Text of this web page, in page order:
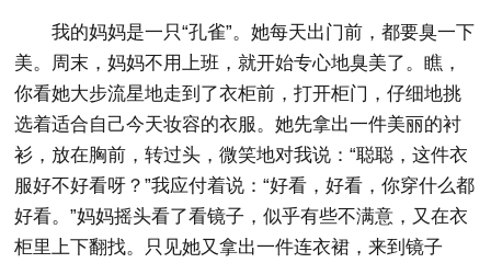
我的妈妈是一只“孔雀”。她每天出门前，都要臭一下
美。周末，妈妈不用上班，就开始专心地臭美了。瞧，
你看她大步流星地走到了衣柜前，打开柜门，仔细地挑
选着适合自己今天妆容的衣服。她先拿出一件美丽的衬
衫，放在胸前，转过头，微笑地对我说：“聪聪，这件衣
服好不好看呀？”我应付着说：“好看，好看，你穿什么都
好看。”妈妈摇头看了看镜子，似乎有些不满意，又在衣
柜里上下翻找。只见她又拿出一件连衣裙，来到镜子